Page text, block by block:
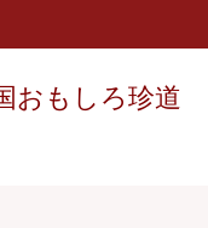
おもしろ珍道